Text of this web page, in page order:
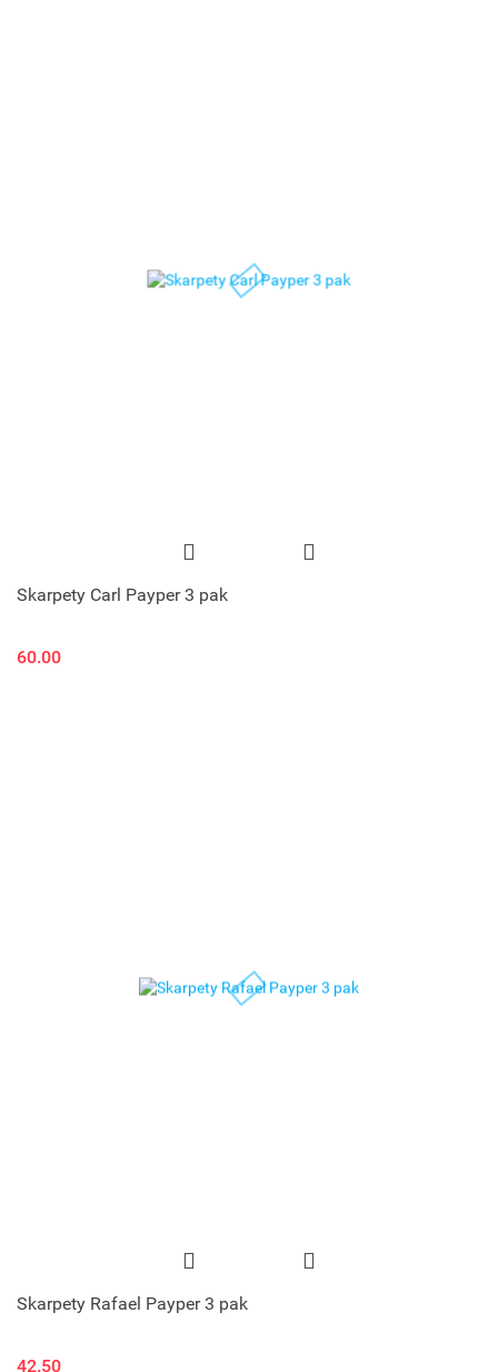
Skarpety Carl Payper 3 pak
60.00
Skarpety Rafael Payper 3 pak
42.50